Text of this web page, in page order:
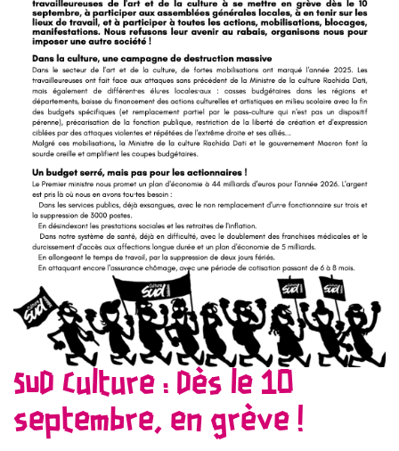
SUD Culture : Dès le 10
septembre, en grève !